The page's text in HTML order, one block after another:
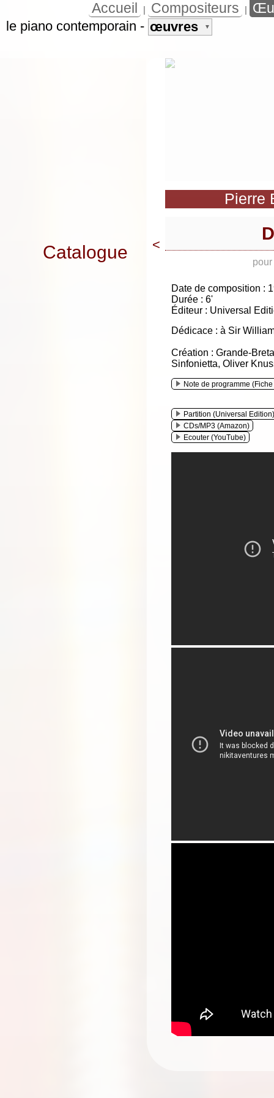
Accueil Compositeurs
Catalogue <
Pierre
Date de composition :
Durée : 6'
Éditeur : Universal
Dédicace : à Sir
Création : Grande-
Sinfonietta, Oliver
Note de programme
Partition (Universal Edition)
CDs/MP3 (Amazon)
Ecouter (YouTube)
le piano contemporain - œuvres ▼